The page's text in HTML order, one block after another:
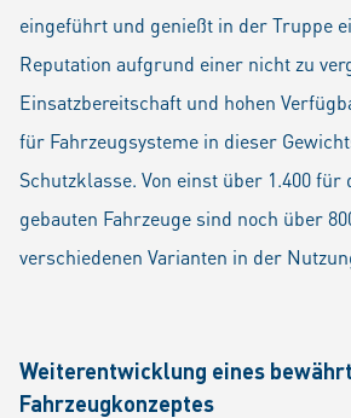
eingeführt und genießt in der Truppe
Reputation aufgrund einer nicht zu
Einsatzbereitschaft und hohen
für Fahrzeugsysteme in dieser
Schutzklasse. Von einst über 1.400
gebauten Fahrzeuge sind noch über
verschiedenen Varianten in der
Weiterentwicklung eines
Fahrzeugkonzeptes